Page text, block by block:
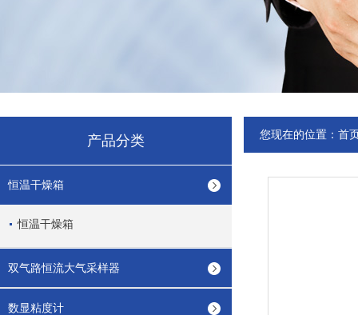
产品分类
恒温干燥箱
恒温干燥箱
双气路恒流大气采样器
数显粘度计
您现在的位置： 首